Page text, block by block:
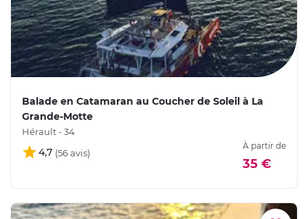
Balade en Catamaran au Coucher de Soleil à La
Grande-Motte
Hérault - 34
4,7
À partir de
35 €